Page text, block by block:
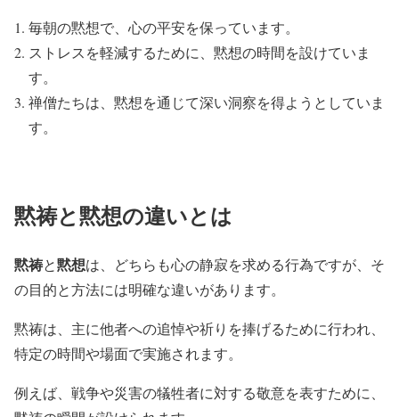
毎朝の黙想で、心の平安を保っています。
ストレスを軽減するために、黙想の時間を設けていま
す。
禅僧たちは、黙想を通じて深い洞察を得ようとしていま
す。
黙祷と黙想の違いとは
黙祷と黙想は、どちらも心の静寂を求める行為ですが、そ
の目的と方法には明確な違いがあります。
黙祷は、主に他者への追悼や祈りを捧げるために行われ、
特定の時間や場面で実施されます。
例えば、戦争や災害の犠牲者に対する敬意を表すために、